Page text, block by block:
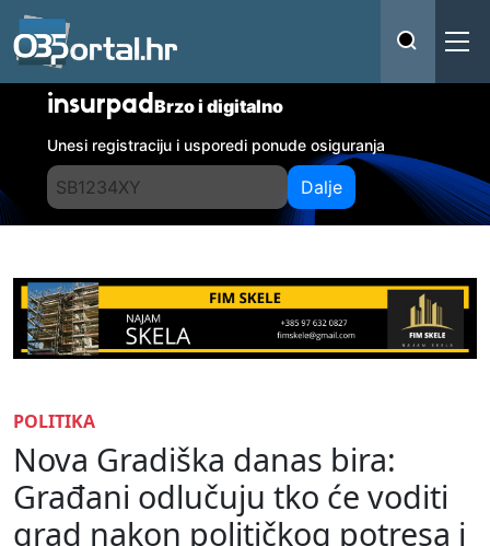
insurpadBrzo i digitalno
Unesi registraciju i usporedi ponude osiguranja
Dalje
POLITIKA
Nova Gradiška danas bira:
Građani odlučuju tko će voditi
grad nakon političkog potresa i